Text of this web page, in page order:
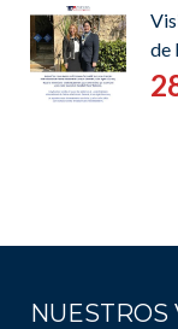
de
NUESTROS